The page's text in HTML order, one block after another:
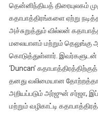
தென்னிந்தியத் திரையுலகம்
கதாபாத்திரங்களை ஏற்று
அச்சுறுத்தும் வில்லன்
மலையாளம் மற்றும் தெலுங்கு
கொடுத்துள்ளார். இவர்களுடன்
‘Duncan’
தனது வலிமையான
அறியப்படும் அர்ஜுன் சர்ஜா,
மற்றும் வழிகாட்டி